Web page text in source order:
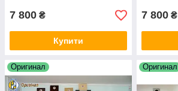
7 800 ₴
Купити
7 800 ₴
Оригинал Оригинал